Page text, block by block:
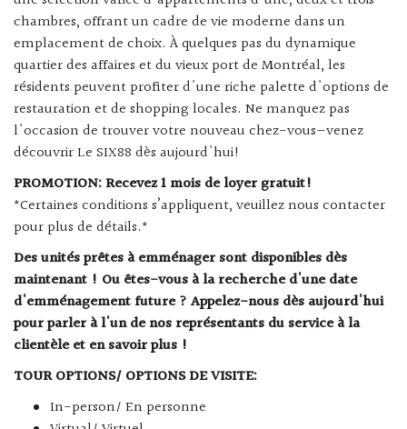
chambres, offrant un cadre de vie moderne dans un
emplacement de choix. À quelques pas du dynamique
quartier des affaires et du vieux port de Montréal, les
résidents peuvent profiter d'une riche palette d'options de
restauration et de shopping locales. Ne manquez pas
l'occasion de trouver votre nouveau chez-vous—venez
découvrir Le SIX88 dès aujourd'hui!
PROMOTION: Recevez1 mois de loyer gratuit!
*Certaines conditions s’appliquent, veuillez nous contacter
pour plus de détails.*
Des unités prêtes à emménager sont disponibles dès
maintenant ! Ou êtes-vous à la recherche d'une date
d'emménagement future ? Appelez-nous dès aujourd'hui
pour parler à l'un de nos représentants du service à la
clientèle et en savoir plus !
TOUR OPTIONS/ OPTIONS DE VISITE:
In-person/ En personne